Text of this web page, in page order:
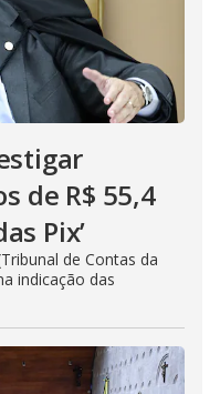
de R$ 55,4
Pix’
de Contas da
indicação das